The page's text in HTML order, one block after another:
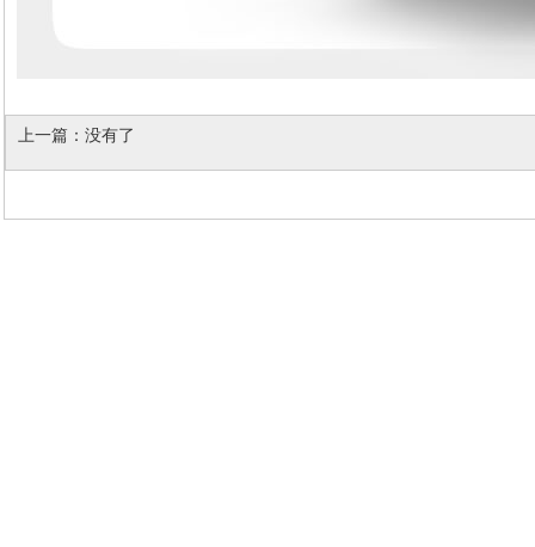
上一篇： 没有了